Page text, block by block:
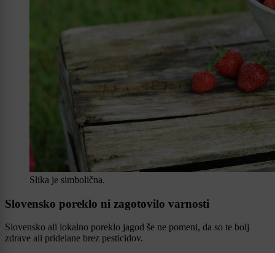
Slika je simbolična.
Slovensko poreklo ni zagotovilo varnosti
Slovensko ali lokalno poreklo jagod še ne pomeni, da so te bolj
zdrave ali pridelane brez pesticidov.